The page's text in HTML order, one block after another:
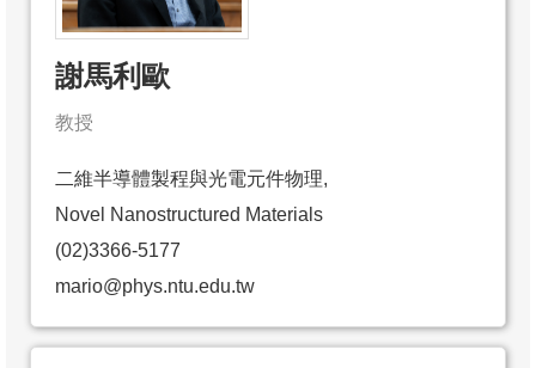
謝馬利歐
教授
二維半導體製程與光電元件物理,
Novel Nanostructured Materials
(02)3366-5177
mario@phys.ntu.edu.tw